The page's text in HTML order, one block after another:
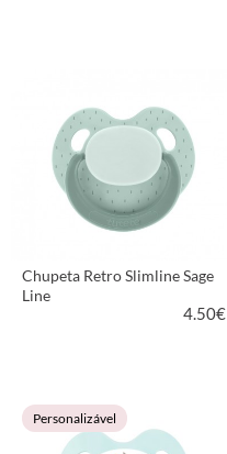
Chupeta Retro Slimline Sage
Line
4.50€
VER PRODUTO
Personalizável